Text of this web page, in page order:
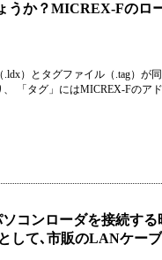
うか？MICREX-Fのロ
）とタグファイル（.tag）が同
「タグ」にはMICREX-Fのア
コンローダを接続す
して､市販のLANケー